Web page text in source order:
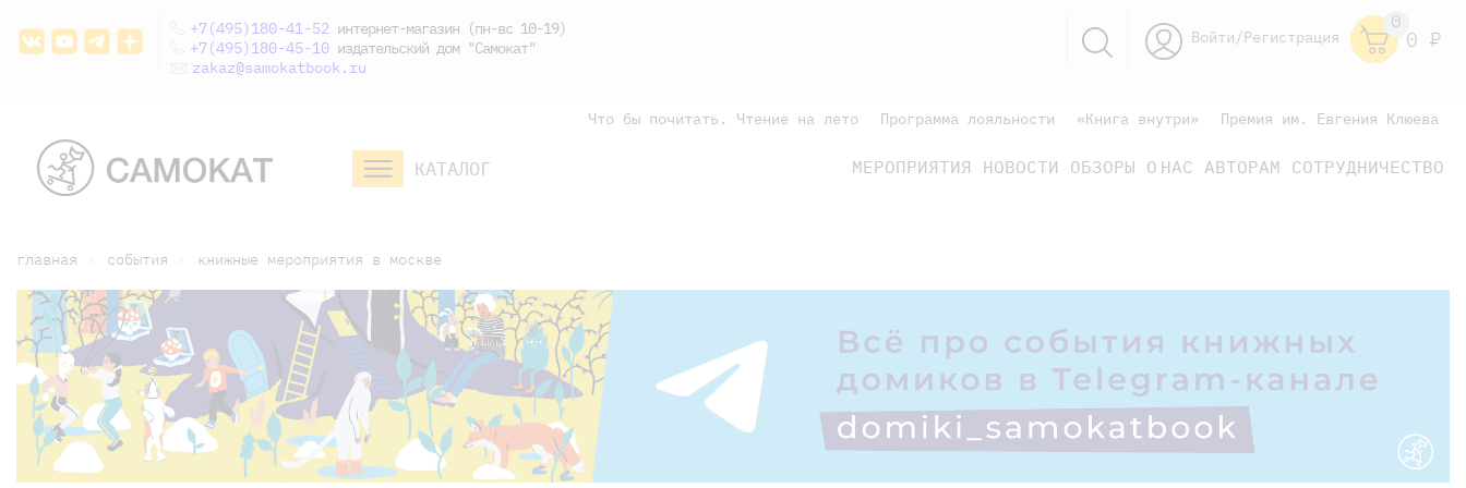
+7(495)180-41-52 интернет-магазин (пн-вс 10-19)
+7(495)180-45-10 издательский дом "Самокат"
zakaz@samokatbook.ru
Войти/Регистрация
0
0 Р
Что бы почитать. Чтение на лето Программа лояльности «Книга внутри» Премия им. Евгения Клюева
КАТАЛОГ МЕРОПРИЯТИЯ НОВОСТИ ОБЗОРЫ О НАС АВТОРАМ СОТРУДНИЧЕСТВО
дошкольникам
главная события книжные мероприятия в москве